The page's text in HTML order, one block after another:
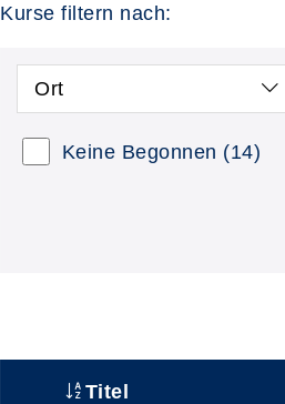
Kurse filtern nach:
Ort
Keine Begonnen (14)
Titel